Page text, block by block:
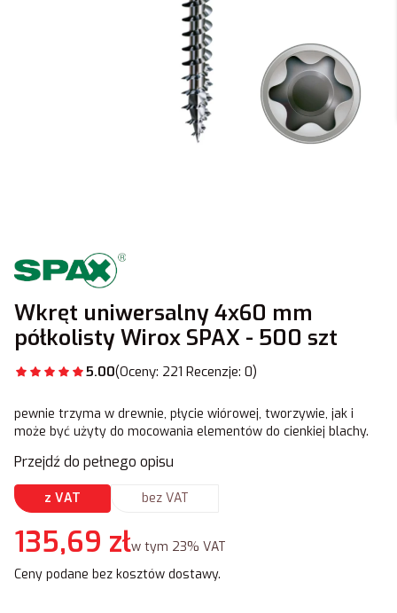
Wkręt uniwersalny 4x60 mm
półkolisty Wirox SPAX - 500 szt
5.00(Oceny: 221 Recenzje: 0)
pewnie trzyma w drewnie, płycie wiórowej, tworzywie, jak i
może być użyty do mocowania elementów do cienkiej blachy.
Przejdź do pełnego opisu
z VAT bez VAT
Cena
135,69 złw tym 23% VAT
w tym 23% VAT
Ceny podane bez kosztów dostawy.